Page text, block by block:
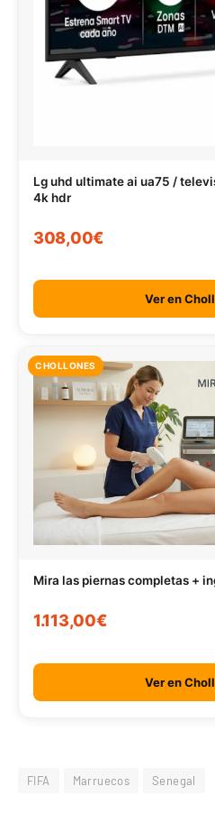
Lg uhd ultimate ai ua75 /
4k hdr
308,00€
Ver en
CHOLLONES
Mira las piernas completas +
1.113,00€
Ver en
FIFA Marruecos Senegal